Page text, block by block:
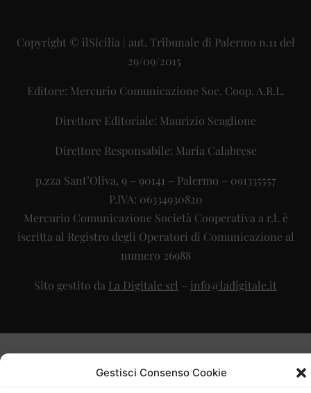
Gestisci Consenso Cookie
Copyright © ilSicilia | aut. Tribunale di Palermo n.11 del
29/09/2015
Editore: Mercurio Comunicazione Soc. Coop. A.R.L.
Direttore Editoriale: Maurizio Scaglione
Direttore Responsabile: Maria Calabrese
p.zza Sant’Oliva, 9 – 90141 – Palermo – 091335557
P.IVA: 06334930820
Mercurio Comunicazione Società Cooperativa a r.l. è
iscritta al Registro degli Operatori di Comunicazione al
numero 26988
Sito gestito da La Digitale srl – info@ladigitale.it